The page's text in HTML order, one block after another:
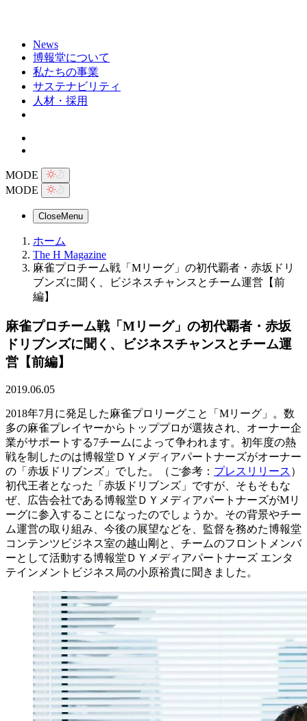
News
博報堂について
私たちの事業
サステナビリティ
人材・採用
MODE
MODE
CloseMenu
ホーム
The H Magazine
麻雀プロチーム戦「Mリーグ」の初代覇者・赤坂ドリ
ブンズに聞く、ビジネスチャンスとチーム運営【前
編】
麻雀プロチーム戦「Mリーグ」の初代覇者・赤坂
ドリブンズに聞く、ビジネスチャンスとチーム運
営【前編】
2019.06.05
2018年7月に発足した麻雀プロリーグこと「Mリーグ」。数
多の麻雀プレイヤーからトッププロが選抜され、オーナー企
業がサポートする7チームによって争われます。初年度の熱
戦を制したのは博報堂ＤＹメディアパートナーズがオーナー
の「赤坂ドリブンズ」でした。（ご参考： プレスリリース ）
初代王者となった「赤坂ドリブンズ」ですが、そもそもな
ぜ、広告会社である博報堂ＤＹメディアパートナーズがMリ
ーグに参入することになったのでしょうか。その背景やチー
ム運営の取り組み、今後の展望などを、監督を務めた博報堂
コンテンツビジネス室の越山剛と、チームのフロントメンバ
ーとして活動する博報堂ＤＹメディアパートナーズ エンタ
テインメントビジネス局の小原裕貴に聞きました。